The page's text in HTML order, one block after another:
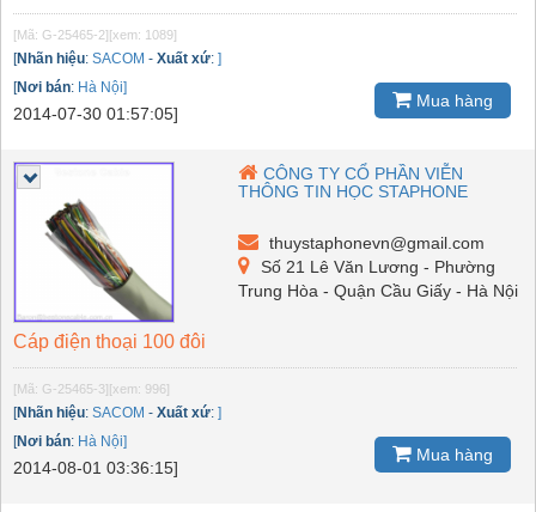
[Mã: G-25465-2] [xem: 1089]
[Nhãn hiệu: SACOM - Xuất xứ: ]
[Nơi bán: Hà Nội]
2014-07-30 01:57:05]
Mua hàng
CÔNG TY CỔ PHẦN VIỄN
THÔNG TIN HỌC STAPHONE
thuystaphonevn@gmail.com
Số 21 Lê Văn Lương - Phường
Trung Hòa - Quận Cầu Giấy - Hà Nội
Cáp điện thoại 100 đôi
[Mã: G-25465-3] [xem: 996]
[Nhãn hiệu: SACOM - Xuất xứ: ]
[Nơi bán: Hà Nội]
2014-08-01 03:36:15]
Mua hàng